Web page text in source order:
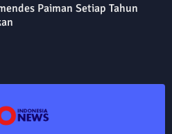
Paiman Setiap Tahun